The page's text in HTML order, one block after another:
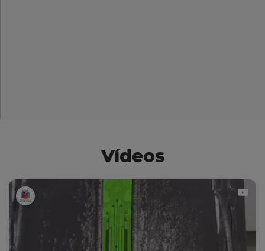
Vídeos